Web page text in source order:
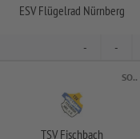
ESV Flügelrad Nürnberg
- -
SO..
TSV Fischbach